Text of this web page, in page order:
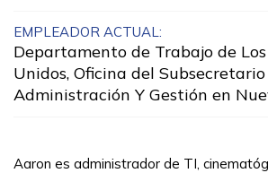
Carpintería, Pre
Ver más ...
Aprender más
EMPLEADOR ACTUAL:
Departamento de Trabajo de
Unidos, Oficina del
Administración Y Gestión en
Aaron es administrador de TI,